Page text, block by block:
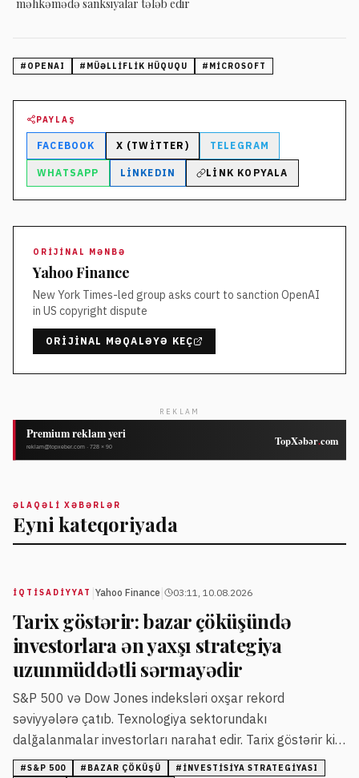
məhkəmədə sanksiyalar tələb edir
# OPENAI # MÜƏLLIFLIK HÜQUQU # MICROSOFT
PAYLAŞ
FACEBOOK X (TWITTER) TELEGRAM
WHATSAPP LINKEDIN LINK KOPYALA
ORIJINAL MƏNBƏ
Yahoo Finance
New York Times-led group asks court to sanction OpenAI
in US copyright dispute
ORIJINAL MƏQALƏYƏ KEÇ
REKLAM
ƏLAQƏLI XƏBƏRLƏR
Eyni kateqoriyada
İQTISADIYYAT Yahoo Finance 03:11, 10.08.2026
Tarix göstərir: bazar çöküşündə
investorlara ən yaxşı strategiya
uzunmüddətli sərmayədir
S&P 500 və Dow Jones indeksləri oxşar rekord
səviyyələrə çatıb. Texnologiya sektorundakı
dalğalanmalar investorları narahat edir. Tarix göstərir ki,
S&P 500 indeksi 20 illik dövrdə stabil müsbət gəlir verir.
#S&P 500 # BAZAR ÇÖKÜŞÜ # INVESTISIYA STRATEGIYASI